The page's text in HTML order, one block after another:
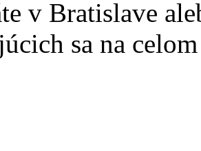
v Bratislave
sa na